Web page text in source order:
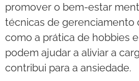
promover o bem-estar
técnicas de gerenciamento
como a prática de hobbies
podem ajudar a aliviar a
contribui para a ansiedade.